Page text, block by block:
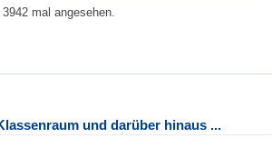
mal angesehen.
und darüber hinaus ...